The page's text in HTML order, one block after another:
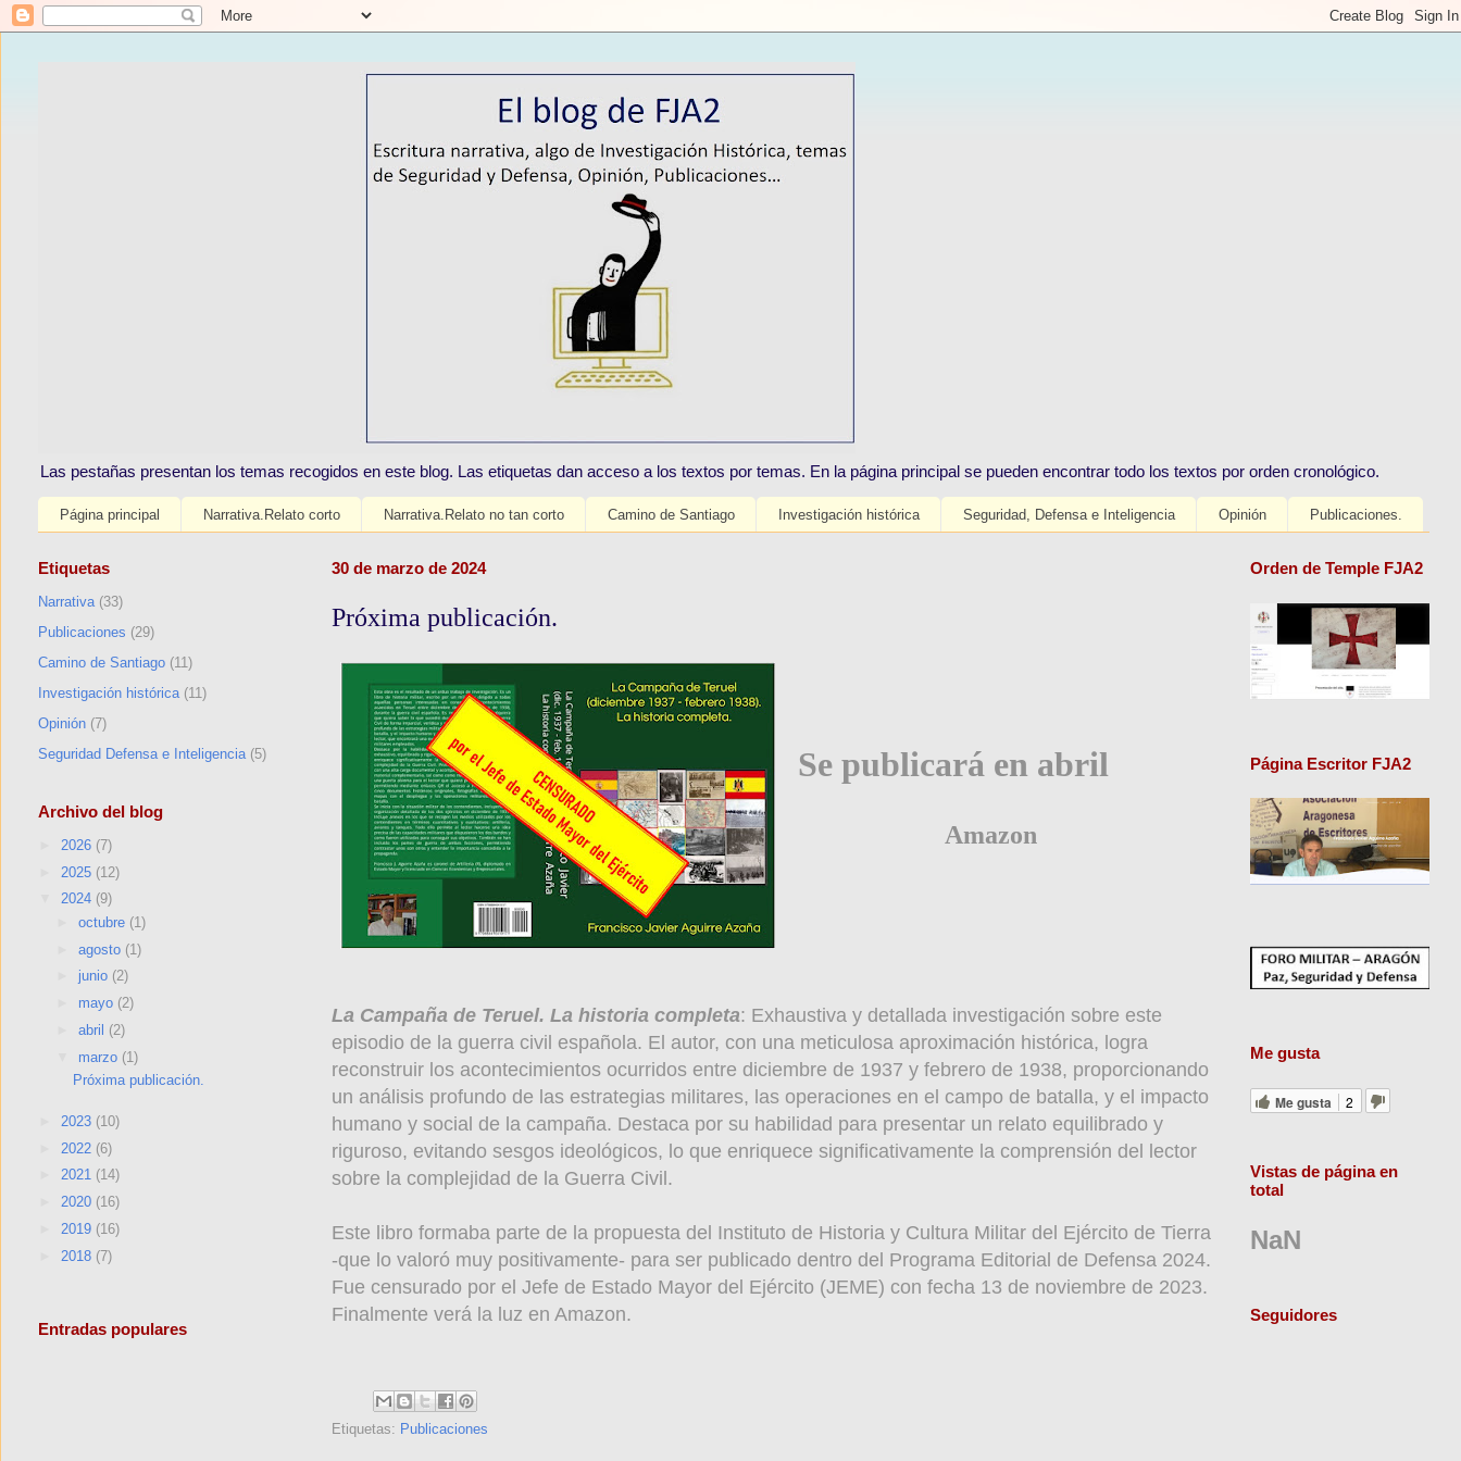
Las pestañas presentan los temas recogidos en este blog. Las etiquetas dan acceso a los textos por temas. En la página principal se pueden encontrar todo los textos por orden cronológico.
Página principal Narrativa.Relato corto Narrativa.Relato no tan corto Camino de Santiago Investigación histórica Seguridad, Defensa e Inteligencia Opinión Publicaciones.
30 de marzo de 2024
Próxima publicación.
Se publicará en abril
Amazon
La Campaña de Teruel. La historia completa: Exhaustiva y detallada investigación sobre este
episodio de la guerra civil española. El autor, con una meticulosa aproximación histórica, logra
reconstruir los acontecimientos ocurridos entre diciembre de 1937 y febrero de 1938, proporcionando
un análisis profundo de las estrategias militares, las operaciones en el campo de batalla, y el impacto
humano y social de la campaña. Destaca por su habilidad para presentar un relato equilibrado y
riguroso, evitando sesgos ideológicos, lo que enriquece significativamente la comprensión del lector
sobre la complejidad de la Guerra Civil.
Este libro formaba parte de la propuesta del Instituto de Historia y Cultura Militar del Ejército de Tierra
-que lo valoró muy positivamente- para ser publicado dentro del Programa Editorial de Defensa 2024.
Fue censurado por el Jefe de Estado Mayor del Ejército (JEME) con fecha 13 de noviembre de 2023.
Finalmente verá la luz en Amazon.
Etiquetas: Publicaciones
Etiquetas
Narrativa (33)
Publicaciones (29)
Camino de Santiago (11)
Investigación histórica (11)
Opinión (7)
Seguridad Defensa e Inteligencia (5)
Archivo del blog
2026 (7)
2025 (12)
2024 (9)
octubre (1)
agosto (1)
junio (2)
mayo (2)
abril (2)
marzo (1)
Próxima publicación.
2023 (10)
2022 (6)
2021 (14)
2020 (16)
2019 (16)
2018 (7)
Entradas populares
Orden de Temple FJA2
Página Escritor FJA2
Me gusta
Me gusta 2
Vistas de página en
total
NaN
Seguidores